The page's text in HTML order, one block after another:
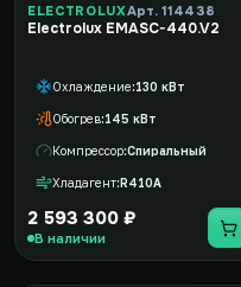
ELECTROLUXАрт. 114438
Electrolux EMASC-440.V2
Охлаждение 130 кВт
Обогрев 145 кВт
Компрессор Спиральный
Хладагент R410A
2 593 300 ₽
В наличии